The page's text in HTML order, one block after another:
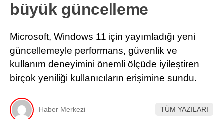
Ana Sayfa
Anasayfa
Gizlilik Politikası
Gizlilik Politikası
GÜNDEM
DÜNYA
SPOR
MAGAZIN
büyük güncelleme
Microsoft, Windows 11 için yayımladığı yeni
güncellemeyle performans, güvenlik ve
kullanım deneyimini önemli ölçüde iyileştiren
birçok yeniliği kullanıcıların erişimine sundu.
Haber Merkezi TÜM YAZILARI